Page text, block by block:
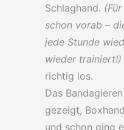
Schlaghand.
schon vorab –
jede Stunde
wieder trainiert!)
richtig los.
Das
gezeigt,
und schon ging